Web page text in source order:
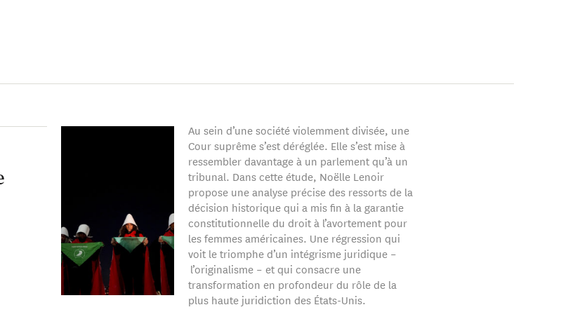
Au sein d’une société violemment divisée, une
Cour suprême s’est déréglée. Elle s’est mise à
ressembler davantage à un parlement qu’à un
tribunal. Dans cette étude, Noëlle Lenoir
propose une analyse précise des ressorts de la
décision historique qui a mis fin à la garantie
constitutionnelle du droit à l’avortement pour
les femmes américaines. Une régression qui
voit le triomphe d’un intégrisme juridique –
l’originalisme – et qui consacre une
transformation en profondeur du rôle de la
plus haute juridiction des États-Unis.